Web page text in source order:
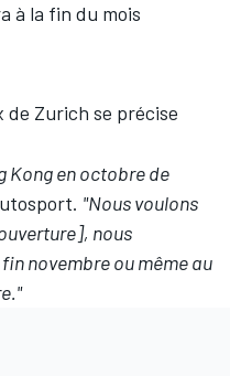
à la fin du mois
Zurich se précise
Kong en octobre de
"Nous voulons
nous
novembre ou même au